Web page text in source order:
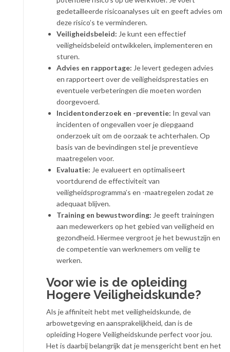
gedetailleerde risicoanalyses uit en geeft advies om
deze risico’s te verminderen.
Veiligheidsbeleid: Je kunt een effectief
veiligheidsbeleid ontwikkelen, implementeren en
sturen.
Advies en rapportage: Je levert gedegen advies
en rapporteert over de veiligheidsprestaties en
eventuele verbeteringen die moeten worden
doorgevoerd.
Incidentonderzoek en -preventie: In geval van
incidenten of ongevallen voer je diepgaand
onderzoek uit om de oorzaak te achterhalen. Op
basis van de bevindingen stel je preventieve
maatregelen voor.
Evaluatie: Je evalueert en optimaliseert
voortdurend de effectiviteit van
veiligheidsprogramma’s en -maatregelen zodat ze
adequaat blijven.
Training en bewustwording: Je geeft trainingen
aan medewerkers op het gebied van veiligheid en
gezondheid. Hiermee vergroot je het bewustzijn en
de competentie van werknemers om veilig te
werken.
Voor wie is de opleiding
Hogere Veiligheidskunde?
Als je affiniteit hebt met veiligheidskunde, de
arbowetgeving en aansprakelijkheid, dan is de
opleiding Hogere Veiligheidskunde perfect voor jou.
Het is daarbij belangrijk dat je mensgericht bent en het